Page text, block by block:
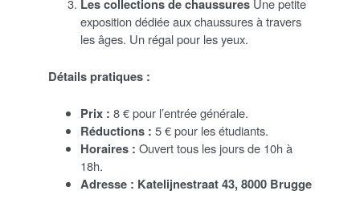
Les collections de chaussures Une petite
exposition dédiée aux chaussures à travers
les âges. Un régal pour les yeux.
Détails pratiques :
Prix : 8 € pour l’entrée générale.
Réductions : 5 € pour les étudiants.
Horaires : Ouvert tous les jours de 10h à
18h.
Adresse : Katelijnestraat 43, 8000 Brugge